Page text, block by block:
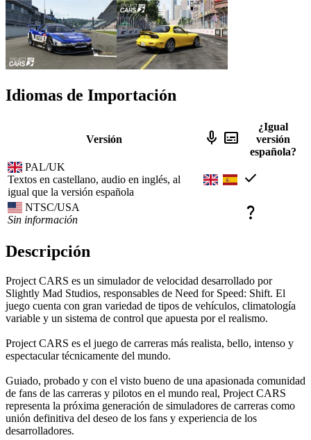
Idiomas de Importación
Versión mic subtitles
¿Igual
versión
española?
PAL/UK
Textos en castellano, audio en inglés, al
igual que la versión española
check
NTSC/USA
Sin información
question_mark
Descripción
Project CARS es un simulador de velocidad desarrollado por
Slightly Mad Studios, responsables de Need for Speed: Shift. El
juego cuenta con gran variedad de tipos de vehículos, climatología
variable y un sistema de control que apuesta por el realismo.
Project CARS es el juego de carreras más realista, bello, intenso y
espectacular técnicamente del mundo.
Guiado, probado y con el visto bueno de una apasionada comunidad
de fans de las carreras y pilotos en el mundo real, Project CARS
representa la próxima generación de simuladores de carreras como
unión definitiva del deseo de los fans y experiencia de los
desarrolladores.